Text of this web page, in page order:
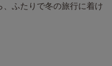
、ふたりで冬の旅行に着け